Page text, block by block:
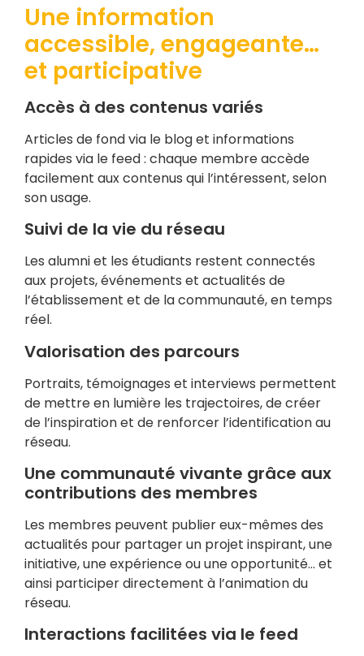
Une information
accessible, engageante…
et participative
Accès à des contenus variés
Articles de fond via le blog et informations
rapides via le feed : chaque membre accède
facilement aux contenus qui l’intéressent, selon
son usage.
Suivi de la vie du réseau
Les alumni et les étudiants restent connectés
aux projets, événements et actualités de
l’établissement et de la communauté, en temps
réel.
Valorisation des parcours
Portraits, témoignages et interviews permettent
de mettre en lumière les trajectoires, de créer
de l’inspiration et de renforcer l’identification au
réseau.
Une communauté vivante grâce aux
contributions des membres
Les membres peuvent publier eux-mêmes des
actualités pour partager un projet inspirant, une
initiative, une expérience ou une opportunité… et
ainsi participer directement à l’animation du
réseau.
Interactions facilitées via le feed